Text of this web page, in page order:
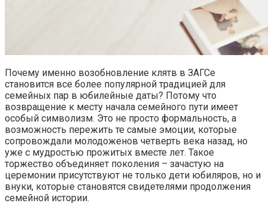
Почему именно возобновление клятв в ЗАГСе
становится все более популярной традицией для
семейных пар в юбилейные даты? Потому что
возвращение к месту начала семейного пути имеет
особый символизм. Это не просто формальность, а
возможность пережить те самые эмоции, которые
сопровождали молодоженов четверть века назад, но
уже с мудростью прожитых вместе лет. Такое
торжество объединяет поколения – зачастую на
церемонии присутствуют не только дети юбиляров, но и
внуки, которые становятся свидетелями продолжения
семейной истории.